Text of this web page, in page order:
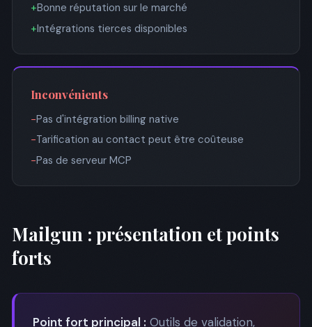
+Bonne réputation sur le marché
+Intégrations tierces disponibles
Inconvénients
−Pas d'intégration billing native
−Tarification au contact peut être coûteuse
−Pas de serveur MCP
Mailgun : présentation et points
forts
Point fort principal : Outils de validation,